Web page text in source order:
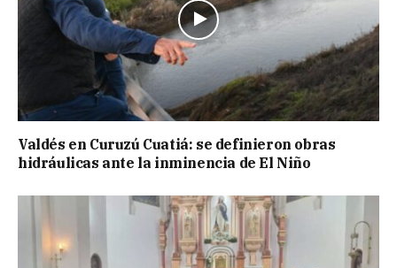
Valdés en Curuzú Cuatiá: se definieron obras
hidráulicas ante la inminencia de El Niño